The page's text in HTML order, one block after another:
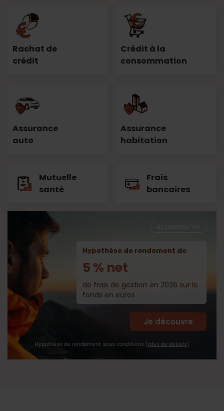
Rachat de
crédit
Crédit à la
consommation
Assurance
auto
Assurance
habitation
Mutuelle
santé
Frais
bancaires
Hypothèse de rendement de
5 % net
de frais de gestion en 2026 sur le
fonds en euros
Hypothèse de rendement sous conditions ( plus de détails )
Je découvre